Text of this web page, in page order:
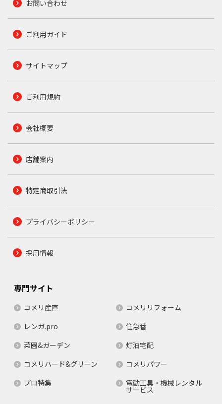
お問い合わせ
ご利用ガイド
サイトマップ
ご利用規約
会社概要
店舗案内
特定商取引法
プライバシーポリシー
採用情報
専門サイト
コメリ産直
コメリリフォーム
レンガ.pro
住急番
菜園&ガーデン
灯油宅配
コメリハード&グリーン
コメリパワー
プロ特集
電動工具・機械レンタル
サービス